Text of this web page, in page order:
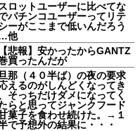
スロットユーザーに比べてな
パチンコユーザーってリテ
ーがここまで低いんだろう
他
【悲報】安かったからGANTZ
買ったんだが
那（４０半ば）の夜の要求
えるのがしんどくなってき
そっちだけダメになってく
らと思ってジャンクフード
菓子を食わせ続けた。→１
で予想外の結果に・・・